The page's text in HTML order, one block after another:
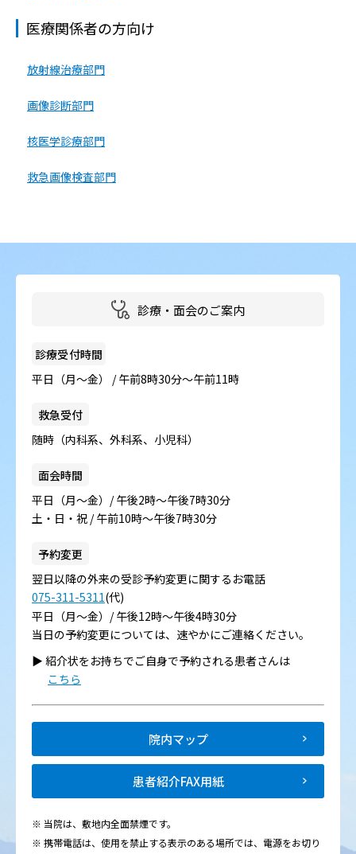
医療関係者の方向け
放射線治療部門
画像診断部門
核医学診療部門
救急画像検査部門
診療・面会のご案内
診療受付時間
平日（月～金） / 午前8時30分～午前11時
救急受付
随時（内科系、外科系、小児科）
面会時間
平日（月～金）/ 午後2時～午後7時30分
土・日・祝 / 午前10時～午後7時30分
予約変更
翌日以降の外来の受診予約変更に関するお電話
075-311-5311(代)
平日（月～金）/ 午後12時～午後4時30分
当日の予約変更については、速やかにご連絡ください。
▶︎ 紹介状をお持ちでご自身で予約される患者さんは
こちら
院内マップ
患者紹介FAX用紙
※ 当院は、敷地内全面禁煙です。
※ 携帯電話は、使用を禁止する表示のある場所では、電源をお切り